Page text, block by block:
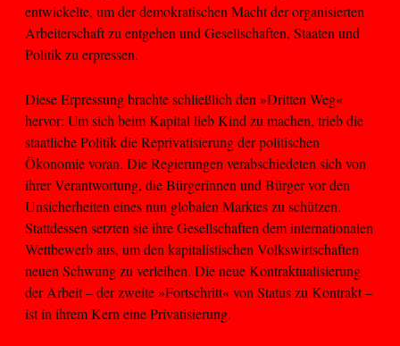
entwickelte, um der demokratischen Macht der organisierten
Arbeiterschaft zu entgehen und Gesellschaften, Staaten und
Politik zu erpressen.
Diese Erpressung brachte schließlich den »Dritten Weg«
hervor: Um sich beim Kapital lieb Kind zu machen, trieb die
staatliche Politik die Reprivatisierung der politischen
Ökonomie voran. Die Regierungen verabschiedeten sich von
ihrer Verantwortung, die Bürgerinnen und Bürger vor den
Unsicherheiten eines nun globalen Marktes zu schützen.
Stattdessen setzten sie ihre Gesellschaften dem internationalen
Wettbewerb aus, um den kapitalistischen Volkswirtschaften
neuen Schwung zu verleihen. Die neue Kontraktualisierung
der Arbeit – der zweite »Fortschritt« von Status zu Kontrakt –
ist in ihrem Kern eine Privatisierung.